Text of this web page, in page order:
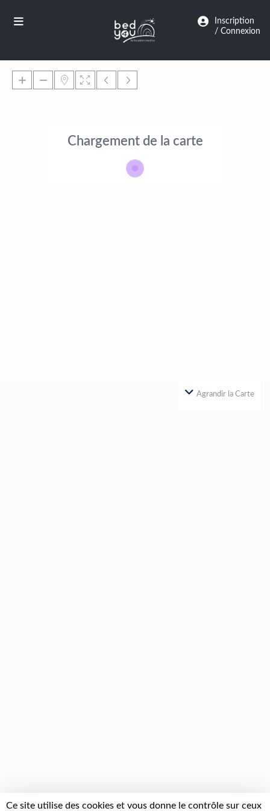
Inscription
/ Connexion
Chargement de la carte
Agrandir la Carte
Ce site utilise des cookies et vous donne le contrôle sur ceux